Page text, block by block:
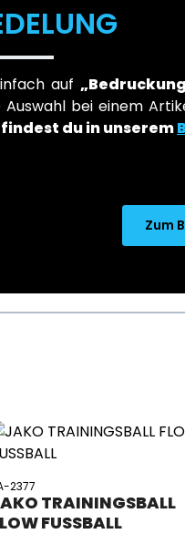
auf
bei einem
du in unserem
Zum
2377
TRAININGSBALL
FUSSBALL